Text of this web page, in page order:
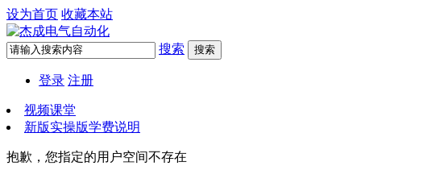
设为首页 收藏本站
搜索 搜索
登录 注册
视频课堂
新版实操版学费说明
抱歉，您指定的用户空间不存在